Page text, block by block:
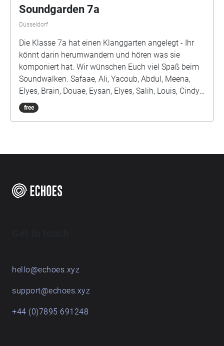
Soundgarden 7a
Düsseldorf
Die Klasse 7a hat einen Klanggarten angelegt - Ihr
könnt darin herumwandern und hören was sie
komponiert hat. Wir wünschen Euch viel Spaß beim
Soundwalken. Safaae, Ali, Yacoub, Abdul, Meena,
Elyes, Brain, Douae, Eysan, Elyes, Salih, Louis, Cindy,
Kaan, Amy, Illia, Belinay, Danylo, Erblin, Ivan und Frau
Jünemann
free
hello@echoes.xyz
support@echoes.xyz
+44 (0)7895 691248